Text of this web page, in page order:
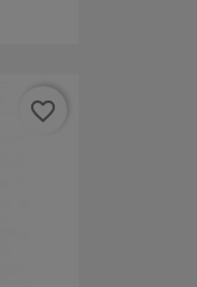
favorite_border